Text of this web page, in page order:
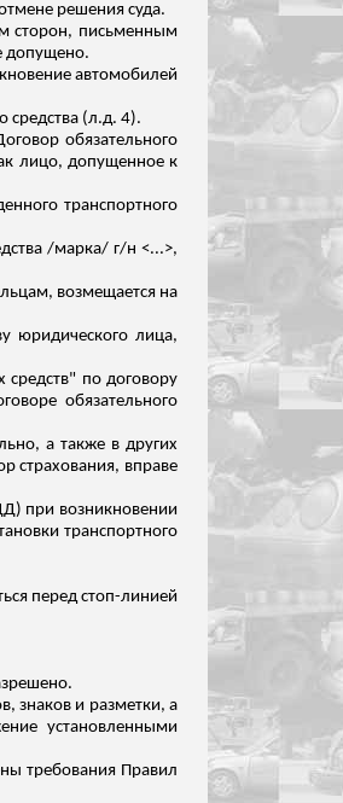
решения суда.
сторон, письменным
допущено.
автомобилей
средства (л.д. 4).
обязательного
лицо, допущенное к
транспортного
/марка/ г/н <...>,
возмещается на
юридического лица,
средств" по договору
обязательного
а также в других
страхования, вправе
при возникновении
транспортного
передстоп-линией
знаков и разметки, а
установленными
требования Правил